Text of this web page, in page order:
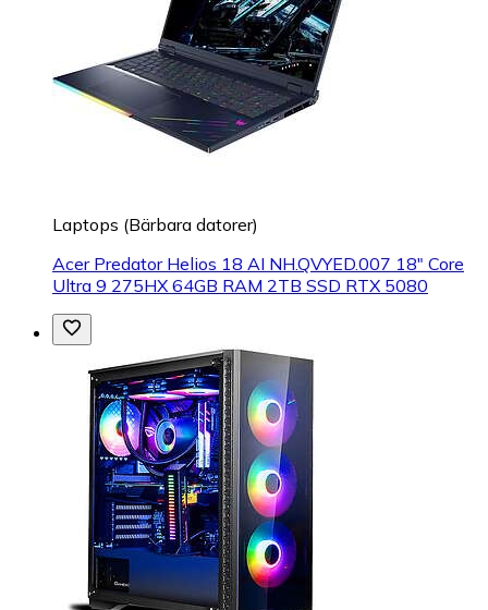
Laptops (Bärbara datorer)
Acer Predator Helios 18 AI NH.QVYED.007 18" Core
Ultra 9 275HX 64GB RAM 2TB SSD RTX 5080